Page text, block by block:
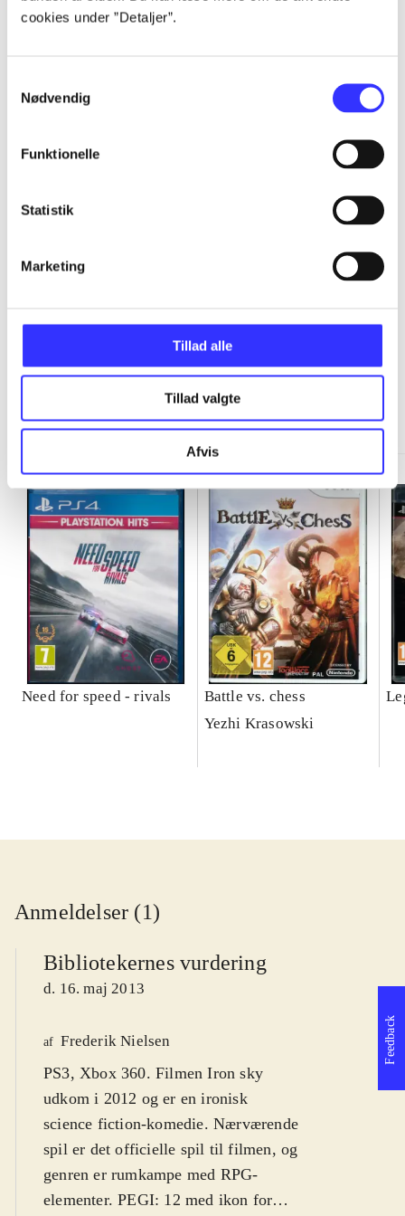
cookies under ”Detaljer”.
Nødvendig
Funktionelle
Statistik
Marketing
Tillad alle
Tillad valgte
Afvis
...
...
...
...
Need for speed - rivals
Battle vs. chess
Yezhi Krasowski
Anmeldelser (1)
Bibliotekernes vurdering
d. 16. maj 2013
af Frederik Nielsen
PS3, Xbox 360. Filmen Iron sky
udkom i 2012 og er en ironisk
science fiction-komedie. Nærværende
spil er det officielle spil til filmen, og
genren er rumkampe med RPG-
elementer. PEGI: 12 med ikon for
Feedback